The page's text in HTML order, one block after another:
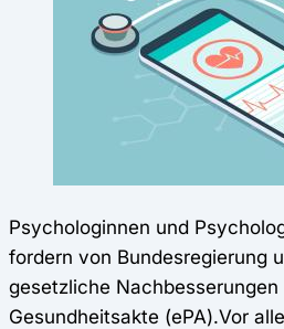
Psychologinnen und
fordern von Bundesregierung
gesetzliche
Gesundheitsakte (ePA).Vor